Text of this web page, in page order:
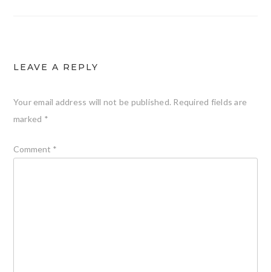
LEAVE A REPLY
Your email address will not be published. Required fields are
marked *
Comment *